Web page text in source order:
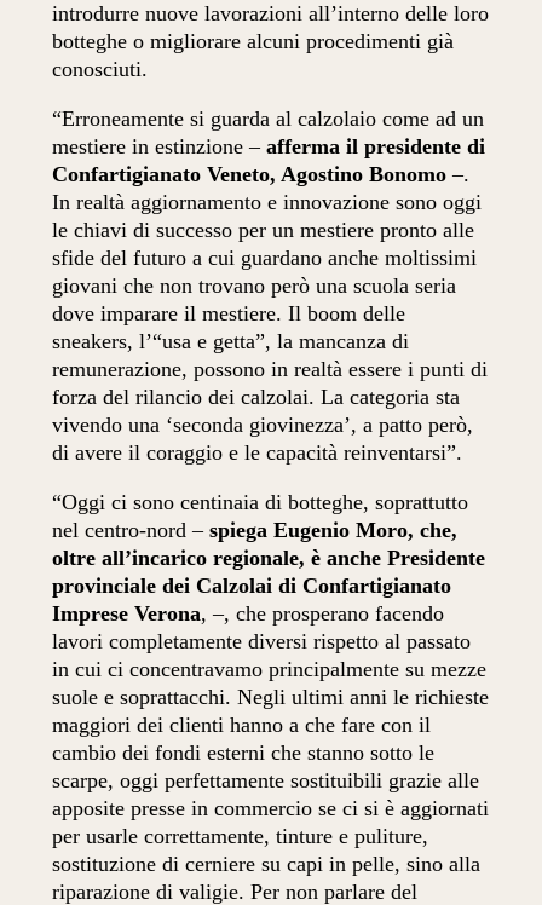
introdurre nuove lavorazioni all’interno delle loro
botteghe o migliorare alcuni procedimenti già
conosciuti.
“Erroneamente si guarda al calzolaio come ad un
mestiere in estinzione –afferma il presidente di
Confartigianato Veneto, Agostino Bonomo –.
In realtà aggiornamento e innovazione sono oggi
le chiavi di successo per un mestiere pronto alle
sfide del futuro a cui guardano anche moltissimi
giovani che non trovano però una scuola seria
dove imparare il mestiere. Il boom delle
sneakers, l’“usa e getta”, la mancanza di
remunerazione, possono in realtà essere i punti di
forza del rilancio dei calzolai. La categoria sta
vivendo una ‘seconda giovinezza’, a patto però,
di avere il coraggio e le capacità reinventarsi”.
“Oggi ci sono centinaia di botteghe, soprattutto
nel centro-nord –spiega Eugenio Moro, che,
oltre all’incarico regionale, è anche Presidente
provinciale dei Calzolai di Confartigianato
Imprese Verona, –, che prosperano facendo
lavori completamente diversi rispetto al passato
in cui ci concentravamo principalmente su mezze
suole e soprattacchi. Negli ultimi anni le richieste
maggiori dei clienti hanno a che fare con il
cambio dei fondi esterni che stanno sotto le
scarpe, oggi perfettamente sostituibili grazie alle
apposite presse in commercio se ci si è aggiornati
per usarle correttamente, tinture e puliture,
sostituzione di cerniere su capi in pelle, sino alla
riparazione di valigie. Per non parlare del